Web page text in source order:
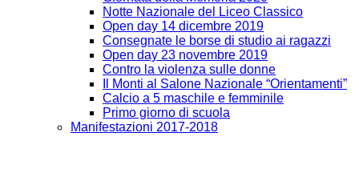
Notte Nazionale del Liceo Classico
Open day 14 dicembre 2019
Consegnate le borse di studio ai ragazzi
Open day 23 novembre 2019
Contro la violenza sulle donne
Il Monti al Salone Nazionale “Orientamenti”
Calcio a 5 maschile e femminile
Primo giorno di scuola
Manifestazioni 2017-2018